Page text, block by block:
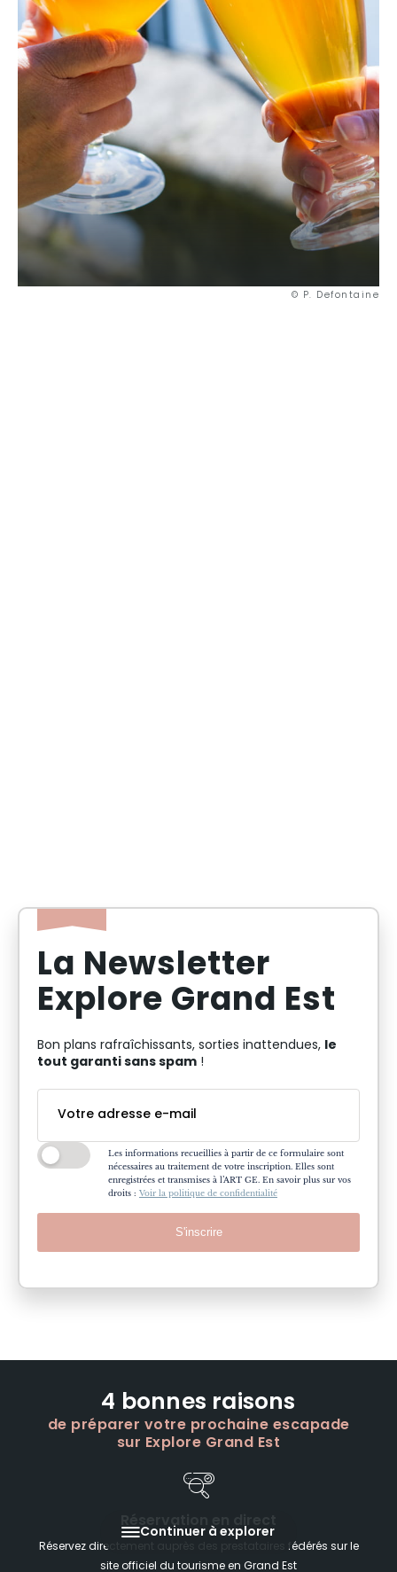
Continuer à explorer
© P. Defontaine
La Newsletter
Explore Grand Est
Bon plans rafraîchissants, sorties inattendues, le
tout garanti sans spam !
Les informations recueillies à partir de ce formulaire sont
nécessaires au traitement de votre inscription. Elles sont
enregistrées et transmises à l’ART GE. En savoir plus sur vos
droits : Voir la politique de confidentialité
S'inscrire
4 bonnes raisons
de préparer votre prochaine escapade
sur Explore Grand Est
Réservation en direct
Réservez directement auprès des prestataires fédérés sur le
site officiel du tourisme en Grand Est